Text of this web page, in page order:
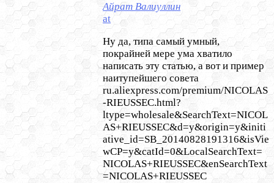
Айрат Валиуллин
at
Ну да, типа самый умный,
покрайней мере ума хватило
написать эту статью, а вот и пример
наитупейшего совета
ru.aliexpress.com/premium/NICOLAS
-RIEUSSEC.html?
ltype=wholesale&SearchText=NICOL
AS+RIEUSSEC&d=y&origin=y&initi
ative_id=SB_20140828191316&isVie
wCP=y&catId=0&LocalSearchText=
NICOLAS+RIEUSSEC&enSearchText
=NICOLAS+RIEUSSEC